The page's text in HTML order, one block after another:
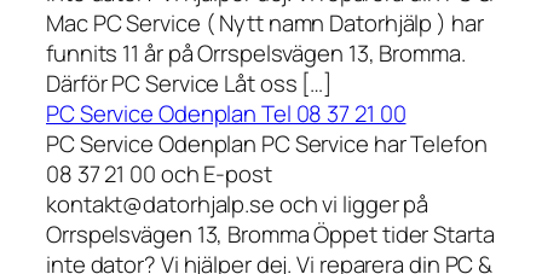
Mac PC Service ( Nytt namn Datorhjälp ) har
funnits 11 år på Orrspelsvägen 13, Bromma.
Därför PC Service Låt oss […]
PC Service Odenplan Tel 08 37 21 00
PC Service Odenplan PC Service har Telefon
08 37 21 00 och E-post
kontakt@datorhjalp.se och vi ligger på
Orrspelsvägen 13, Bromma Öppet tider Starta
inte dator? Vi hjälper dej. Vi reparera din PC &